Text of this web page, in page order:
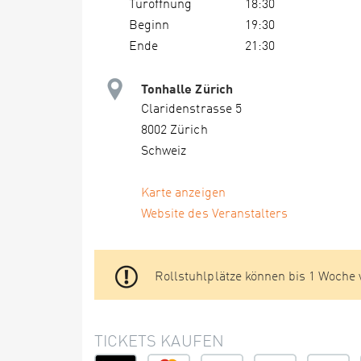
Türöffnung
18:30
Beginn
19:30
Ende
21:30
Tonhalle Zürich
Claridenstrasse 5
8002 Zürich
Schweiz
Karte anzeigen
Website des Veranstalters
Rollstuhlplätze können bis 1
TICKETS KAUFEN